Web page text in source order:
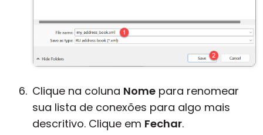
Clique na coluna Nome para renomear
sua lista de conexões para algo mais
descritivo. Clique em Fechar.